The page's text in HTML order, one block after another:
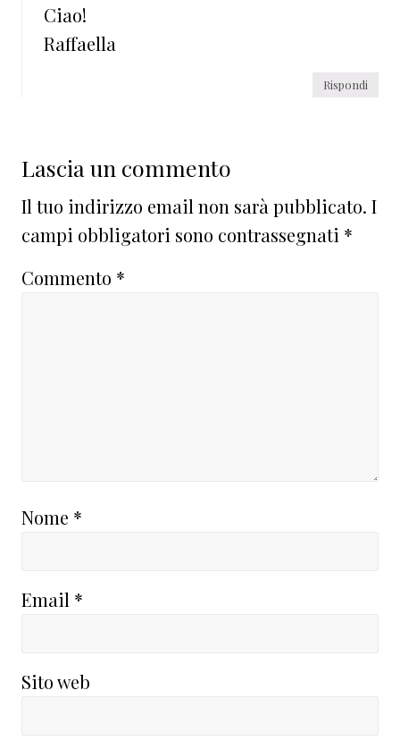
Ciao!
Raffaella
Rispondi
Lascia un commento
Il tuo indirizzo email non sarà pubblicato. I
campi obbligatori sono contrassegnati *
Commento *
Nome *
Email *
Sito web